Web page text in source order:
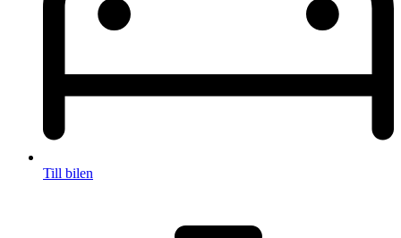
Till bilen